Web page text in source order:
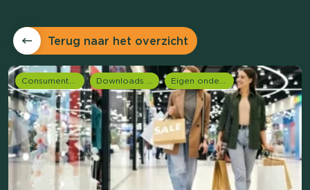
Terug naar het overzicht
Consumentenonderzoek Downloads en rapportages Eigen onderzoeken